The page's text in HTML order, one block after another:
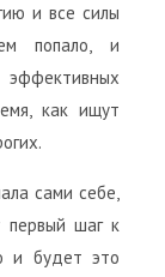
и все силы
попало, и
как ищут
сами себе,
первый шаг к
и будет это